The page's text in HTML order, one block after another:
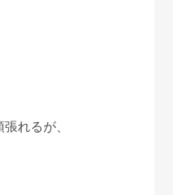
れるが、